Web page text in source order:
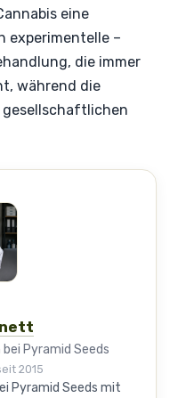
eine
experimentelle –
die immer
während die
Pyramid Seeds
2015
Pyramid Seeds mit